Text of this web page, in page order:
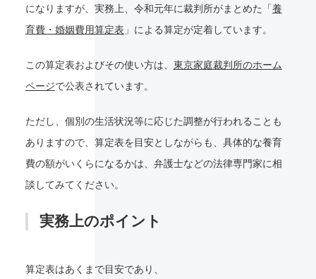
になりますが、実務上、令和元年に裁判所がまとめた「養
育費・婚姻費用算定表 」による算定が定着しています。
この算定表およびその使い方は、 東京家庭裁判所のホーム
ページで公表されています。
ただし、個別の生活状況等に応じた調整が行われることも
ありますので、算定表を目安としながらも、具体的な養育
費の額がいくらになるかは、弁護士などの法律専門家に相
談してみてください。
実務上のポイント
算定表はあくまで目安であり、